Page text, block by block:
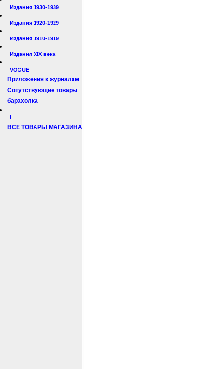
Издания 1930-1939
Издания 1920-1929
Издания 1910-1919
Издания XIX века
VOGUE
Приложения к журналам
Сопутствующие товары
барахолка
I
ВСЕ ТОВАРЫ МАГАЗИНА